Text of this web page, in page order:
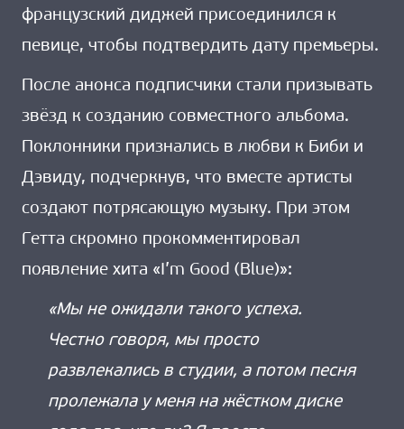
французский диджей присоединился к
певице, чтобы подтвердить дату премьеры.
После анонса подписчики стали призывать
звёзд к созданию совместного альбома.
Поклонники признались в любви к Биби и
Дэвиду, подчеркнув, что вместе артисты
создают потрясающую музыку. При этом
Гетта скромно прокомментировал
появление хита «I’m Good (Blue)»:
«Мы не ожидали такого успеха.
Честно говоря, мы просто
развлекались в студии, а потом песня
пролежала у меня на жёстком диске